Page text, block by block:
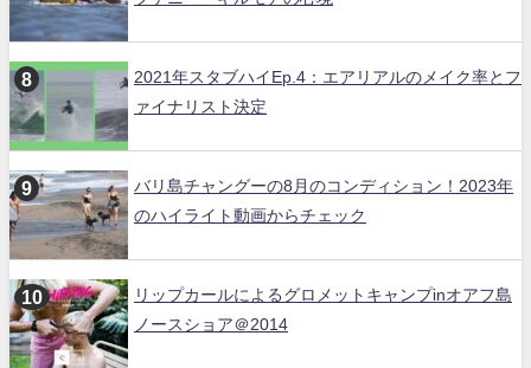
2021年スタブハイEp.4：エアリアルのメイク率とフ
ァイナリスト決定
バリ島チャングーの8月のコンディション！2023年
のハイライト動画からチェック
リップカールによるグロメットキャンプinオアフ島
ノースショア＠2014